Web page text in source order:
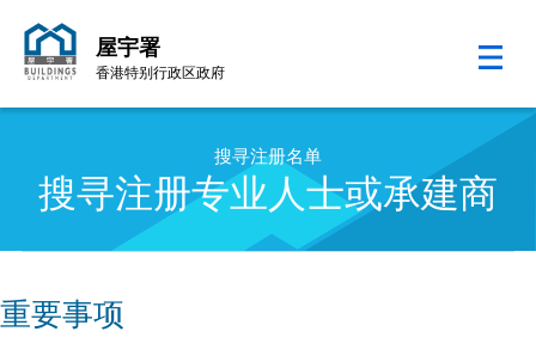
屋宇署
香港特别行政区政府
搜寻注册名单
搜寻注册专业人士或承建商
重要事项